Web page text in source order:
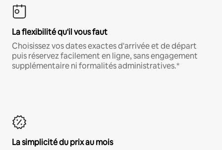
La flexibilité qu'il vous faut
Choisissez vos dates exactes d'arrivée et de départ
puis réservez facilement en ligne, sans engagement
supplémentaire ni formalités administratives.*
La simplicité du prix au mois